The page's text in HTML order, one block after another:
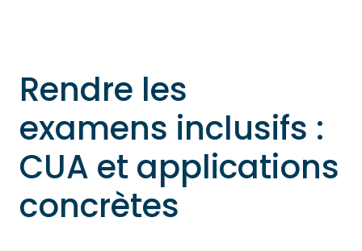
Rendre les
examens inclusifs :
CUA et applications
concrètes